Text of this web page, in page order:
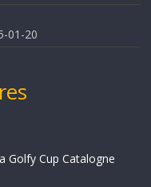
01-20
Golfy Cup Catalogne